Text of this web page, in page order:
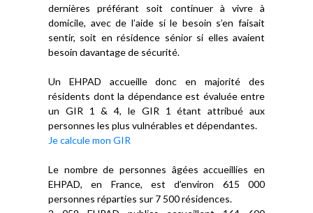
dernières préférant soit continuer à vivre à
domicile, avec de l’aide si le besoin s’en faisait
sentir, soit en résidence sénior si elles avaient
besoin davantage de sécurité.
Un EHPAD accueille donc en majorité des
résidents dont la dépendance est évaluée entre
un GIR 1 & 4, le GIR 1 étant attribué aux
personnes les plus vulnérables et dépendantes.
Je calcule mon GIR
Le nombre de personnes âgées accueillies en
EHPAD, en France, est d’environ 615 000
personnes réparties sur 7 500 résidences.